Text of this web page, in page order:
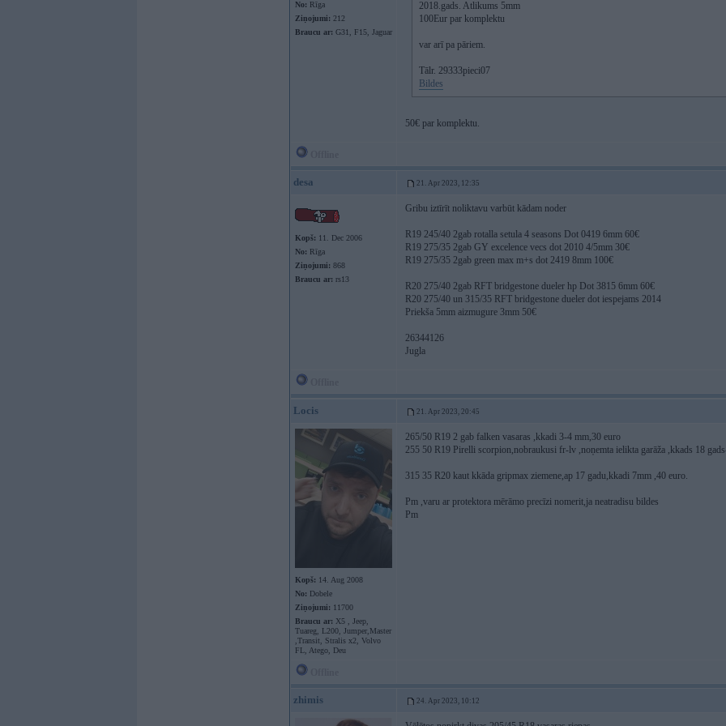
No: Rīga
Ziņojumi: 212
Braucu ar: G31, F15, Jaguar
2018.gads. Atlikums 5mm
100Eur par komplektu
var arī pa pāriem.
Tālr. 29333pieci07
Bildes
50€ par komplektu.
desa 21. Apr 2023, 12:35
Kopš: 11. Dec 2006
No: Rīga
Ziņojumi: 868
Braucu ar: rs13
Gribu iztīrīt noliktavu varbūt kādam noder
R19 245/40 2gab rotalla setula 4 seasons Dot 0419 6mm 60€
R19 275/35 2gab GY excelence vecs dot 2010 4/5mm 30€
R19 275/35 2gab green max m+s dot 2419 8mm 100€
R20 275/40 2gab RFT bridgestone dueler hp Dot 3815 6mm 60€
R20 275/40 un 315/35 RFT bridgestone dueler dot iespejams 2014
Priekša 5mm aizmugure 3mm 50€
26344126
Jugla
Locis 21. Apr 2023, 20:45
Kopš: 14. Aug 2008
No: Dobele
Ziņojumi: 11700
Braucu ar: X5 , Jeep,
Tuareg, L200, Jumper,Master
,Transit, Stralis x2, Volvo
FL, Atego, Deu
265/50 R19 2 gab falken vasaras ,kkadi 3-4 mm,30 euro
255 50 R19 Pirelli scorpion,nobraukusi fr-lv ,noņemta ielikta garāža ,kkads 18
315 35 R20 kaut kkāda gripmax ziemene,ap 17 gadu,kkadi 7mm ,40 euro.
Pm ,varu ar protektora mērāmo precīzi nomerit,ja neatradisu bildes
Pm
zhimis 24. Apr 2023, 10:12